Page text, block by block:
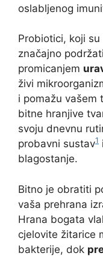
oslabljenog
Probiotici, koji su
značajno
promicanjem
živi
i pomažu vašem
bitne hranjive
svoju dnevnu
probavni sustav1
blagostanje.
Bitno je obratiti
vaša prehrana
Hrana bogata
cjelovite žitarice
bakterije, dok